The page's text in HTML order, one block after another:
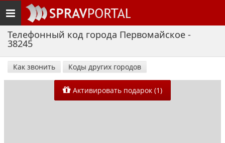
Toggle
navigation
Телефонный код города Первомайское -
38245
Как звонить Коды других городов
Активировать подарок (1)